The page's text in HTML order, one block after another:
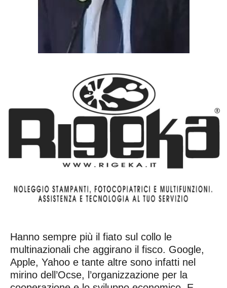
Hanno sempre più il fiato sul collo le
multinazionali che aggirano il fisco. Google,
Apple, Yahoo e tante altre sono infatti nel
mirino dell’Ocse, l’organizzazione per la